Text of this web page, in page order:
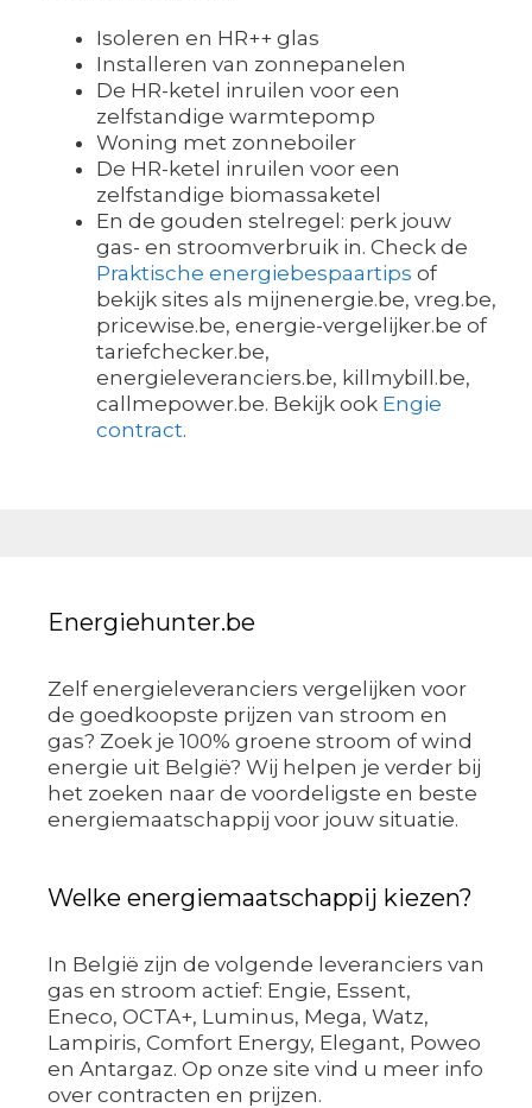
Isoleren en HR++ glas
Installeren van zonnepanelen
De HR-ketel inruilen voor een
zelfstandige warmtepomp
Woning met zonneboiler
De HR-ketel inruilen voor een
zelfstandige biomassaketel
En de gouden stelregel: perk jouw
gas- en stroomverbruik in. Check de
Praktische energiebespaartips of
bekijk sites als mijnenergie.be, vreg.be,
pricewise.be, energie-vergelijker.be of
tariefchecker.be,
energieleveranciers.be, killmybill.be,
callmepower.be. Bekijk ook Engie
contract.
Energiehunter.be
Zelf energieleveranciers vergelijken voor
de goedkoopste prijzen van stroom en
gas? Zoek je 100% groene stroom of wind
energie uit België? Wij helpen je verder bij
het zoeken naar de voordeligste en beste
energiemaatschappij voor jouw situatie.
Welke energiemaatschappij kiezen?
In België zijn de volgende leveranciers van
gas en stroom actief: Engie, Essent,
Eneco, OCTA+, Luminus, Mega, Watz,
Lampiris, Comfort Energy, Elegant, Poweo
en Antargaz. Op onze site vind u meer info
over contracten en prijzen.